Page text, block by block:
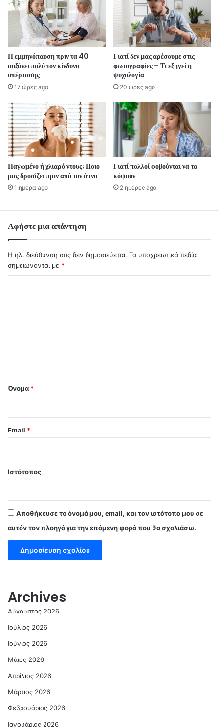
Η εμμηνόπαυση πριν τα 40
αυξάνει πολύ τον κίνδυνο
υπέρτασης
17 ώρες ago
Γιατί δεν μας αρέσουμε στις
φωτογραφίες – Τι εξηγεί η
ψυχολογία
20 ώρες ago
Παγωμένο ή χλιαρό ντους; Ποιο
μας δροσίζει πριν από τον ύπνο
1 ημέρα ago
Γιατί πολλοί φοβούνται να τα
κόψουν
2 ημέρες ago
Αφήστε μια απάντηση
Η ηλ. διεύθυνση σας δεν δημοσιεύεται. Τα υποχρεωτικά πεδία
σημειώνονται με *
Όνομα *
Email *
Ιστότοπος
Αποθήκευσε το όνομά μου, email, και τον ιστότοπο μου σε
αυτόν τον πλοηγό για την επόμενη φορά που θα σχολιάσω.
Archives
Αύγουστος 2026
Ιούλιος 2026
Ιούνιος 2026
Μάιος 2026
Απρίλιος 2026
Μάρτιος 2026
Φεβρουάριος 2026
Ιανουάριος 2026